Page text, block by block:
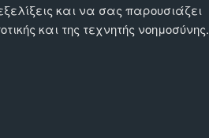
και να σας παρουσιάζει
και της τεχνητής νοημοσύνης.